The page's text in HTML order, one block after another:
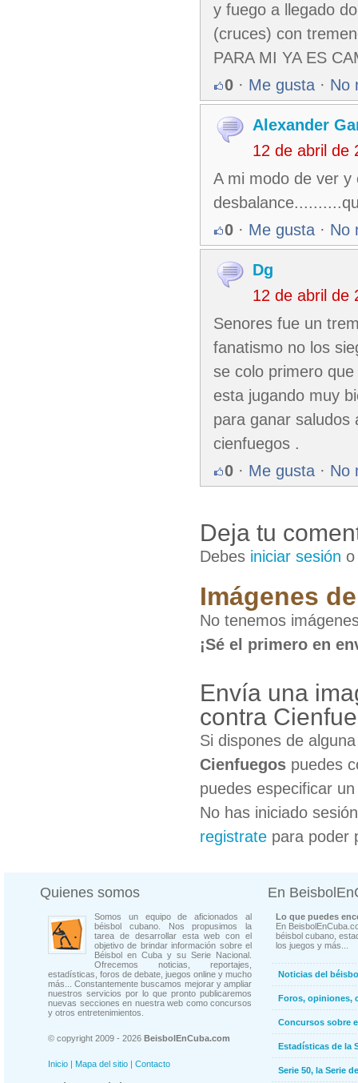
y fuego a llegado
(cruces) con
PARA MI YA ES
0 · Me gusta · No
Alexander
12 de abril de
A mi modo de ver y
0 · Me gusta · No
Dg
12 de abril de
Senores fue un
fanatismo no los
se colo primero
esta jugando muy
para ganar saludos
cienfuegos .
0 · Me gusta · No
Deja tu
Debes iniciar sesión
Imágenes
No tenemos
¡Sé el primero en
Envía una
contra
Si dispones de
Cienfuegos puedes
puedes especificar
No has iniciado
registrate para poder
Quienes somos
Somos un equipo de aficionados al
béisbol cubano. Nos propusimos la
tarea de desarrollar esta web con el
objetivo de brindar información sobre el
Béisbol en Cuba y su Serie Nacional.
Ofrecemos noticias, reportajes,
estadísticas, foros de debate, juegos online y mucho
más... Constantemente buscamos mejorar y ampliar
nuestros servicios por lo que pronto publicaremos
nuevas secciones en nuestra web como concursos
y otros entretenimientos.
© copyright 2009 - 2026 BeisbolEnCuba.com
Inicio | Mapa del sitio | Contacto
En
Lo que puedes
En
béisbol cubano,
los juegos y más...
Noticias del
Foros, opiniones,
Concursos sobre
Estadísticas de la
Serie 50, la Serie